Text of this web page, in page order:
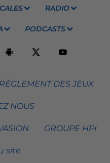
RADIO
PODCASTS
RÈGLEMENT DES JEUX
NOUS
GROUPE HPI
site